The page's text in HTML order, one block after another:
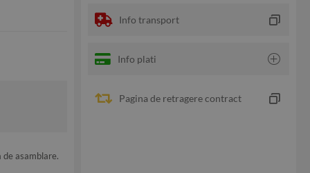
asamblare.
Info transport
Info plati
Pagina de retragere contract